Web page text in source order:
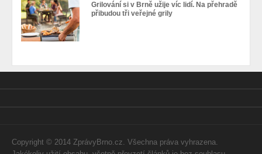
Grilování si v Brně užije víc lidí. Na přehradě
přibudou tři veřejné grily
Copyright © 2014 ZprávyBrno.cz. Všechna práva vyhrazena.